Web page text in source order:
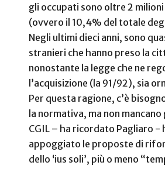
gli occupati sono oltre 2
(ovvero il 10,4% del totale
Negli ultimi dieci anni, sono
stranieri che hanno preso la
nonostante la legge che ne
l’acquisizione (la 91/92), sia
Per questa ragione, c’è
la normativa, ma non mancano
CGIL – ha ricordato Pagliaro -
appoggiato le proposte di
dello ‘ius soli’, più o meno